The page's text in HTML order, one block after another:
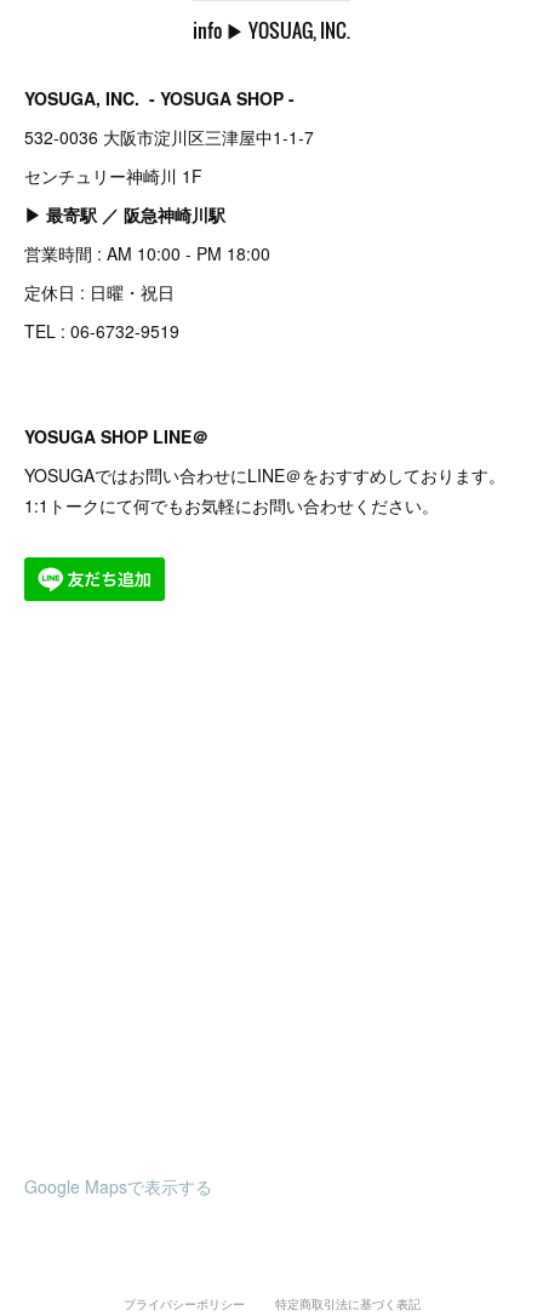
info ▶︎ YOSUAG, INC.
YOSUGA, INC. - YOSUGA SHOP -
532-0036 大阪市淀川区三津屋中1-1-7
センチュリー神崎川 1F
▶︎ 最寄駅 ／ 阪急神崎川駅
営業時間 : AM 10:00 - PM 18:00
定休日 : 日曜・祝日
TEL : 06-6732-9519
YOSUGA SHOP LINE＠
YOSUGAではお問い合わせにLINE＠をおすすめしております。
1:1トークにて何でもお気軽にお問い合わせください。
Google Mapsで表示する
プライバシーポリシー 特定商取引法に基づく表記